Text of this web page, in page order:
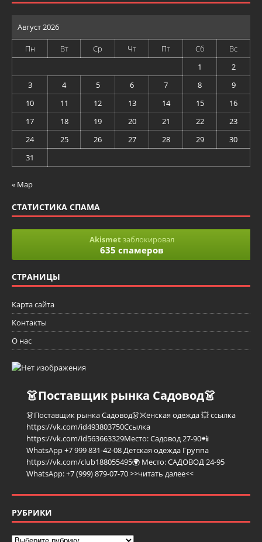
Август 2026
Пн Вт Ср Чт Пт Сб
Вс
1
2
3
4 5 6 7 8
9
10
11 12 13 14 15
16
17
18 19 20 21 22
23
24
25 26 27 28 29
30
31
« Мар
СТАТИСТИКА СПАМА
Akismet заблокировал
635 спамеров
СТРАНИЦЫ
Карта сайта
Контакты
О нас
👗Поставщик рынка Садовод👗
👗Поставщик рынка Садовод👗Женская одежда 💥 ссылка
https://vk.com/id493803750Ссылка
https://vk.com/id563663329Место: Садовод 27-90📲
WhatsApp +7 999 831-42-08 Детская одежда Группа
https://vk.com/club188055495🌍 Место: САДОВОД 24-95
WhatsApp: +7 (999) 879-07-70>>читать далее<<
РУБРИКИ